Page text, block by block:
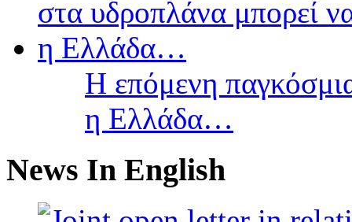
Η επόμενη
η Ελλάδα…
News In English